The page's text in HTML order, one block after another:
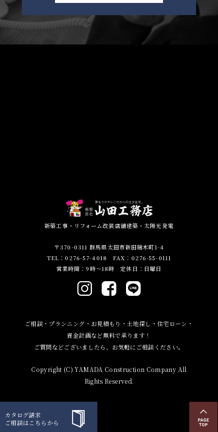
カタログ請求
ご相談はこちらから
新築工事・リフォーム改装店舗建築・太陽光発電
〒370-0311 群馬県太田市新田瑞木町1-4
TEL：0276-57-4018 FAX：0276-55-0111
営業時間：9時～18時 定休日：日曜日
ご相談・プランニング・お見積もり・土地探し・住宅ローン・
資金計画など無料で承ります！
ご質問などございましたら、お気軽にご相談ください。
Copyright (C) YAMADA Construction Company All
Rights Reserved.